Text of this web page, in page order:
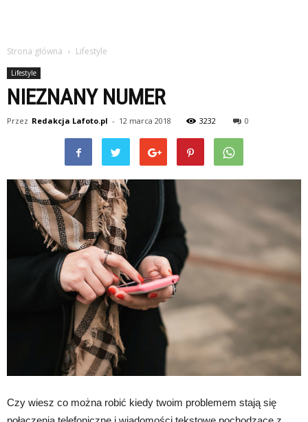
Strona główna Lifestyle
Lifestyle
NIEZNANY NUMER
Przez Redakcja Lafoto.pl - 12 marca 2018 3232 0
Czy wiesz co można robić kiedy twoim problemem stają się